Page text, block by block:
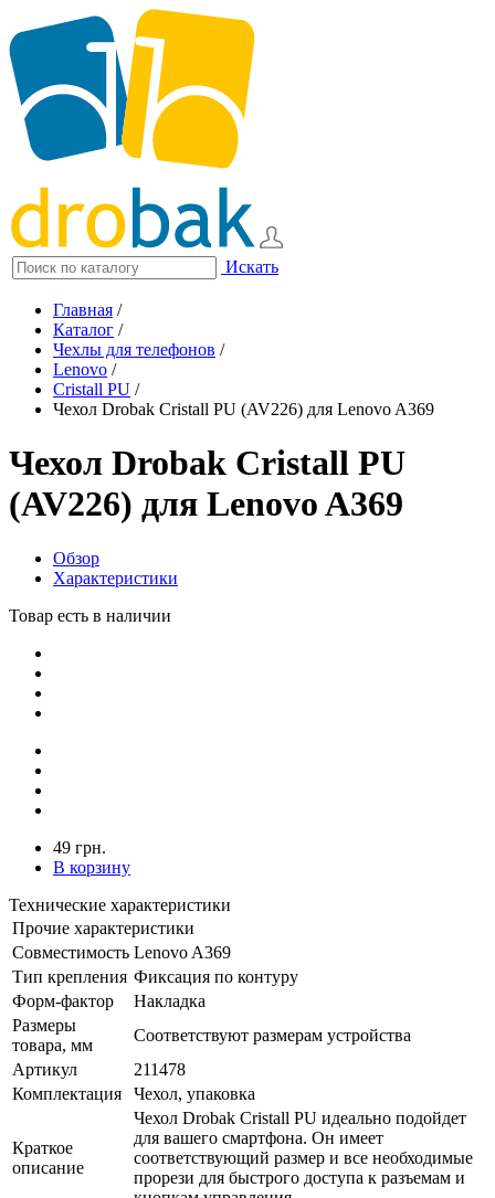
Искать
Главная /
Каталог /
Чехлы для телефонов /
Lenovo /
Cristall PU /
Чехол Drobak Cristall PU (AV226) для Lenovo A369
Чехол Drobak Cristall PU
(AV226) для Lenovo A369
Обзор
Характеристики
Товар есть в наличии
49 грн.
В корзину
Технические характеристики
Прочие характеристики
Совместимость Lenovo A369
Тип крепления Фиксация по контуру
Форм-фактор
Накладка
Размеры
товара, мм
Соответствуют размерам устройства
Артикул
211478
Комплектация
Чехол, упаковка
Краткое
описание
Чехол Drobak Cristall PU идеально подойдет
для вашего смартфона. Он имеет
соответствующий размер и все необходимые
прорези для быстрого доступа к разъемам и